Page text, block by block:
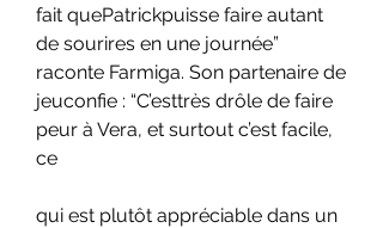
fait quePatrickpuisse faire autant
de sourires en une journée”
raconte Farmiga. Son partenaire de
jeuconfie : “C’esttrès drôle de faire
peur à Vera, et surtout c’est facile,
ce
qui est plutôt appréciable dans un